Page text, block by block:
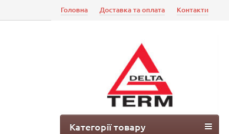
Головна Доставка та оплата Контакти
Категорії товару